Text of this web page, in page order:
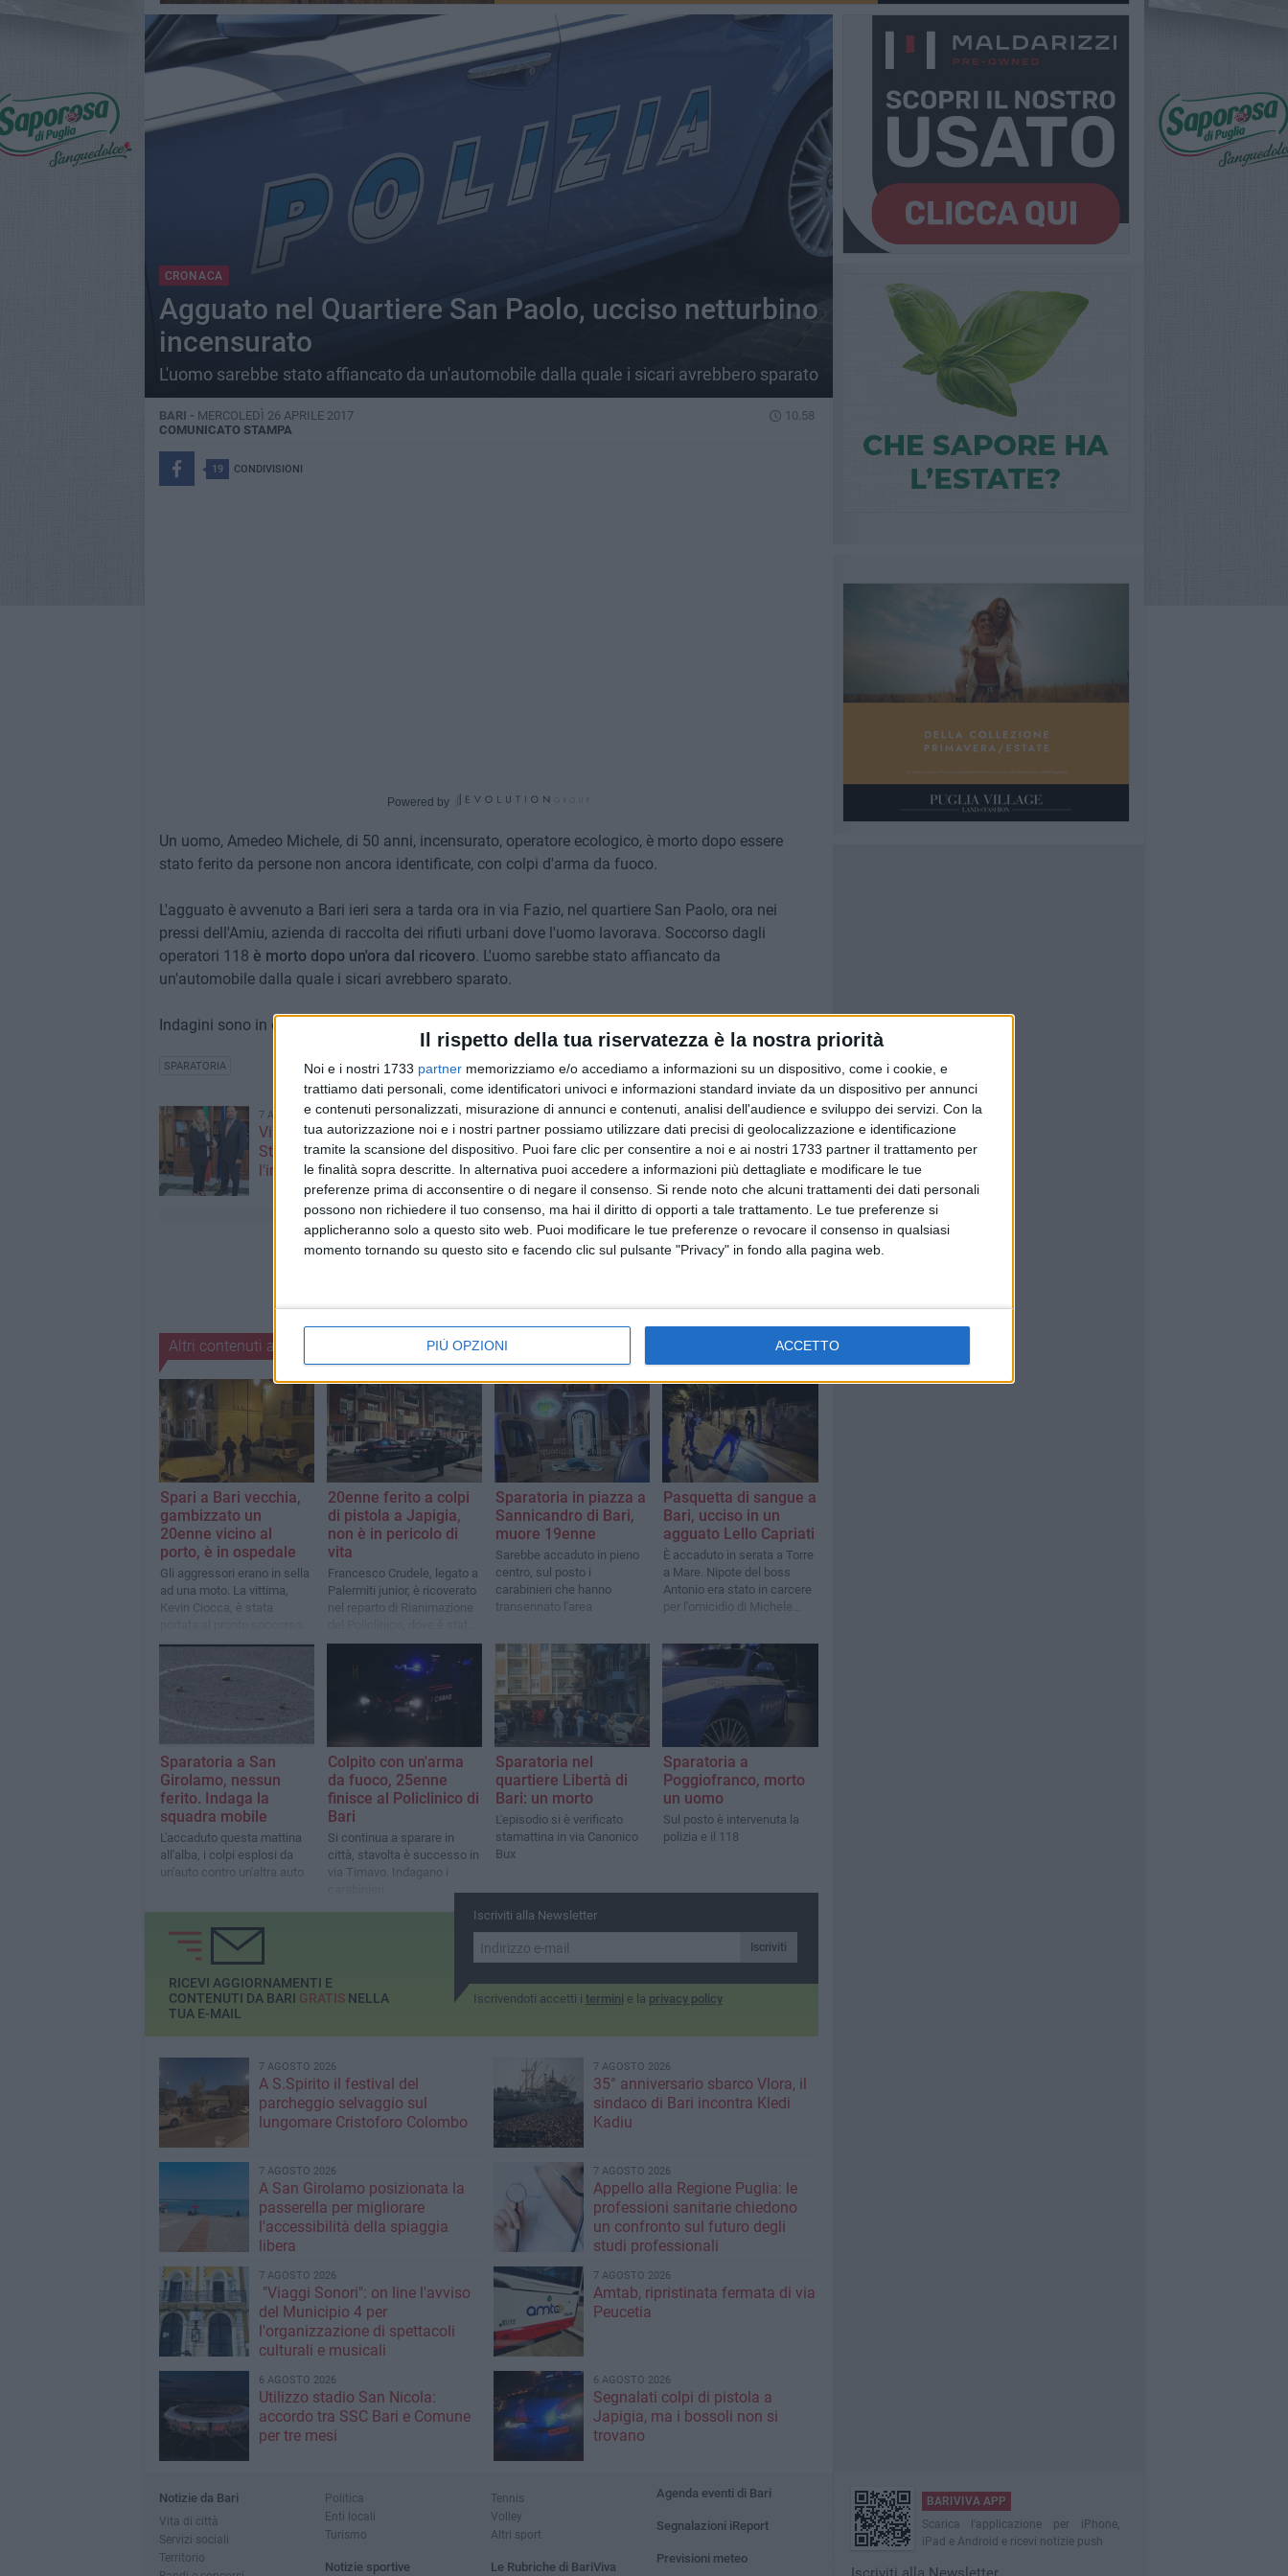
Il rispetto della tua riservatezza è la nostra priorità
Noi e i nostri 1733 partner memorizziamo e/o accediamo a informazioni su un dispositivo, come i cookie, e
trattiamo dati personali, come identificatori univoci e informazioni standard inviate da un dispositivo per annunci
e contenuti personalizzati, misurazione di annunci e contenuti, analisi dell'audience e sviluppo dei servizi. Con la
tua autorizzazione noi e i nostri partner possiamo utilizzare dati precisi di geolocalizzazione e identificazione
tramite la scansione del dispositivo. Puoi fare clic per consentire a noi e ai nostri 1733 partner il trattamento per
le finalità sopra descritte. In alternativa puoi accedere a informazioni più dettagliate e modificare le tue
preferenze prima di acconsentire o di negare il consenso. Si rende noto che alcuni trattamenti dei dati personali
possono non richiedere il tuo consenso, ma hai il diritto di opporti a tale trattamento. Le tue preferenze si
applicheranno solo a questo sito web. Puoi modificare le tue preferenze o revocare il consenso in qualsiasi
momento tornando su questo sito e facendo clic sul pulsante "Privacy" in fondo alla pagina web.
PIÙ OPZIONI ACCETTO
CRONACA
Agguato nel Quartiere San Paolo, ucciso netturbino
incensurato
L'uomo sarebbe stato affiancato da un'automobile dalla quale i sicari avrebbero sparato
BARI - MERCOLEDÌ 26 APRILE 2017
10.58
COMUNICATO STAMPA
19 CONDIVISIONI
Powered by
Un uomo, Amedeo Michele, di 50 anni, incensurato, operatore ecologico, è morto dopo essere
stato ferito da persone non ancora identificate, con colpi d'arma da fuoco.
L'agguato è avvenuto a Bari ieri sera a tarda ora in via Fazio, nel quartiere San Paolo, ora nei
pressi dell'Amiu, azienda di raccolta dei rifiuti urbani dove l'uomo lavorava. Soccorso dagli
operatori 118 è morto dopo un'ora dal ricovero. L'uomo sarebbe stato affiancato da
un'automobile dalla quale i sicari avrebbero sparato.
Indagini sono in corso da parte degli agenti della squadra mobile della questura di Bari.
SPARATORIA
7 AGOSTO 2026
Visita del Console Generale degli
Stati Uniti d’America a Napoli:
l'incontro con il prefetto di Bari
7 AGOSTO 2026
Leccese: "Guardiamo oltre il
cantiere, stiamo costruendo la
via Manzoni di domani"
Altri contenuti a tema
Spari a Bari vecchia,
gambizzato un
20enne vicino al
porto, è in ospedale
Gli aggressori erano in sella
ad una moto. La vittima,
Kevin Ciocca, è stata
del Policlinico, ma non è
20enne ferito a colpi
di pistola a Japigia,
non è in pericolo di
vita
Francesco Crudele, legato a
Palermiti junior, è ricoverato
nel reparto di Rianimazione
operato d’urgenza
Sparatoria in piazza a
Sannicandro di Bari,
muore 19enne
Sarebbe accaduto in pieno
centro, sul posto i
carabinieri che hanno
transennato l'area
Pasquetta di sangue a
Bari, ucciso in un
agguato Lello Capriati
È accaduto in serata a Torre
a Mare. Nipote del boss
Antonio era stato in carcere
per l'omicidio di Michele
Sparatoria a San
Girolamo, nessun
ferito. Indaga la
squadra mobile
L'accaduto questa mattina
all'alba, i colpi esplosi da
un'auto contro un'altra auto
Colpito con un'arma
da fuoco, 25enne
finisce al Policlinico di
Bari
Si continua a sparare in
città, stavolta è successo in
via Timavo. Indagano i
Sparatoria nel
quartiere Libertà di
Bari: un morto
L'episodio si è verificato
stamattina in via Canonico
Bux
Sparatoria a
Poggiofranco, morto
un uomo
Sul posto è intervenuta la
polizia e il 118
Iscriviti alla Newsletter
Iscriviti
Iscrivendoti accetti i termini e la privacy policy
RICEVI AGGIORNAMENTI E
CONTENUTI DA BARI GRATISNELLA
TUA E-MAIL
7 AGOSTO 2026
A S.Spirito il festival del
parcheggio selvaggio sul
lungomare Cristoforo Colombo
7 AGOSTO 2026
35° anniversario sbarco Vlora, il
sindaco di Bari incontra Kledi
Kadiu
7 AGOSTO 2026
A San Girolamo posizionata la
passerella per migliorare
l'accessibilità della spiaggia
libera
7 AGOSTO 2026
Appello alla Regione Puglia: le
professioni sanitarie chiedono
un confronto sul futuro degli
studi professionali
7 AGOSTO 2026
"Viaggi Sonori": on line l'avviso
del Municipio 4 per
l'organizzazione di spettacoli
culturali e musicali
7 AGOSTO 2026
Amtab, ripristinata fermata di via
Peucetia
6 AGOSTO 2026
Utilizzo stadio San Nicola:
accordo tra SSC Bari e Comune
per tre mesi
6 AGOSTO 2026
Segnalati colpi di pistola a
Japigia, ma i bossoli non si
trovano
Notizie da Bari
Vita di città
Servizi sociali
Territorio
Politica
Enti locali
Turismo
Notizie sportive
Tennis
Volley
Altri sport
Le Rubriche di BariViva
Agenda eventi di Bari
Segnalazioni iReport
Previsioni meteo
BARIVIVA APP
Scarica l'applicazione per iPhone,
iPad e Android e ricevi notizie push